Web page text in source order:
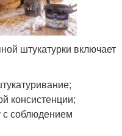
штукатурки включает
консистенции;
с соблюдением